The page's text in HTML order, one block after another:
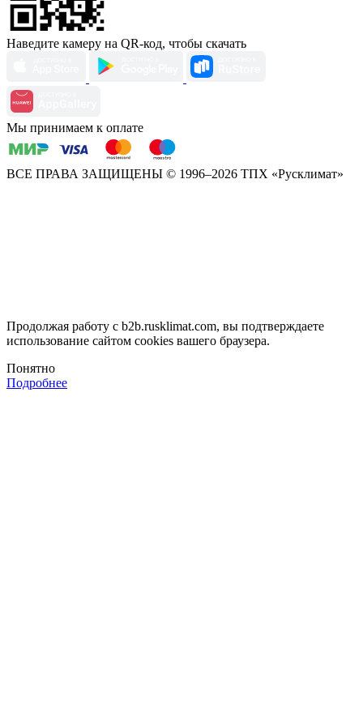
Наведите камеру на QR-код, чтобы скачать
Мы принимаем к оплате
ВСЕ ПРАВА ЗАЩИЩЕНЫ © 1996–2026 ТПХ «Русклимат»
Продолжая работу с b2b.rusklimat.com, вы подтверждаете
использование сайтом cookies вашего браузера.
Понятно
Подробнее